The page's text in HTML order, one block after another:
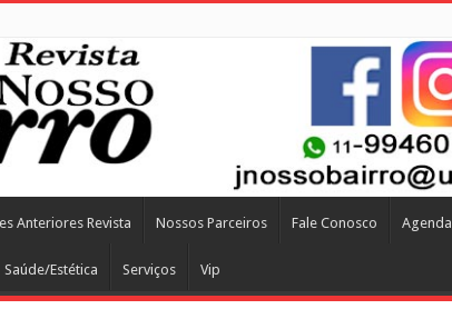
Anteriores Revista Nossos Parceiros Fale Conosco Agenda
Saúde/Estética Serviços Vip